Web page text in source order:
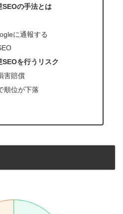
の手法とは
に通報する
を行うリスク
害賠償
順位が下落